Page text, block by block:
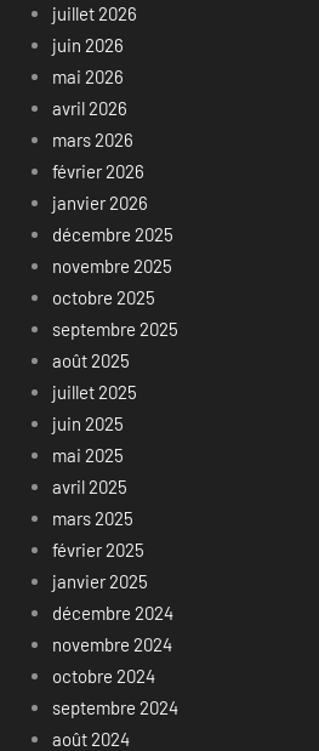
juillet 2026
juin 2026
mai 2026
avril 2026
mars 2026
février 2026
janvier 2026
décembre 2025
novembre 2025
octobre 2025
septembre 2025
août 2025
juillet 2025
juin 2025
mai 2025
avril 2025
mars 2025
février 2025
janvier 2025
décembre 2024
novembre 2024
octobre 2024
septembre 2024
août 2024